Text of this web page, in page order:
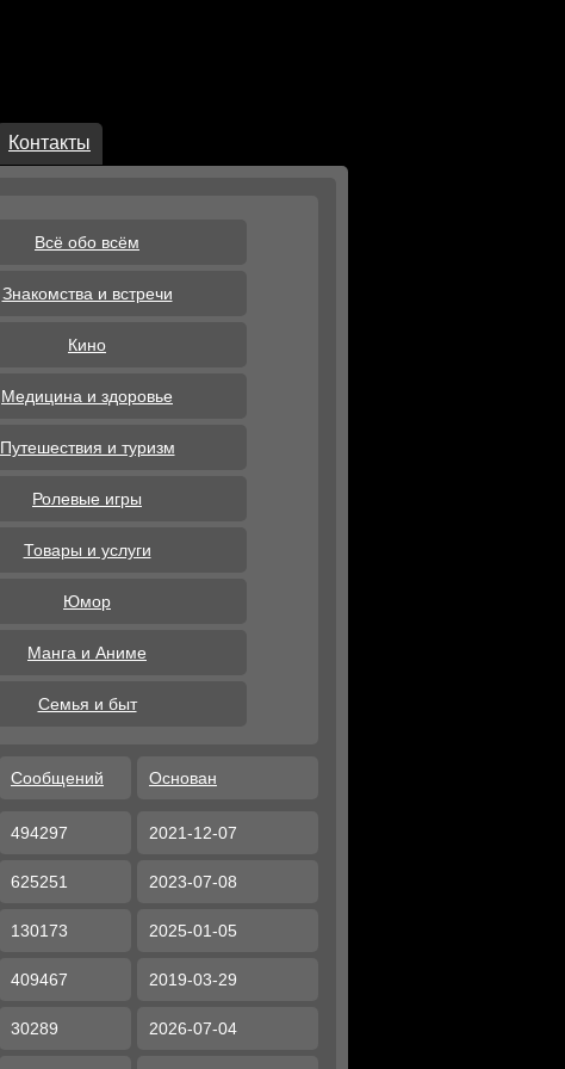
Контакты
Всё обо всём
Знакомства и встречи
Кино
Медицина и здоровье
Путешествия и туризм
Ролевые игры
Товары и услуги
Юмор
Манга и Аниме
Семья и быт
Сообщений Основан
494297 2021-12-07
625251 2023-07-08
130173 2025-01-05
409467 2019-03-29
30289 2026-07-04